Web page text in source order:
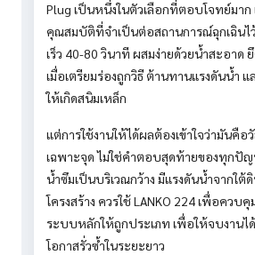
Plug เป็นหนึ่งในตัวเลือกที่ตอบโจทย์มาก
คุณสมบัติที่จำเป็นต่อสถานการณ์ฉุกเฉินไ
เร็ว 40-80 วินาที ผสมง่ายด้วยน้ำสะอาด
เมื่อเตรียมร่องถูกวิธี ต้านทานแรงดันน้ำ
ให้เกิดสนิมเหล็ก
แต่การใช้งานให้ได้ผลต้องเข้าใจว่ามันคื
เฉพาะจุด ไม่ใช่คำตอบสุดท้ายของทุกปั
น้ำซึมเป็นบริเวณกว้าง มีแรงดันน้ำจากใ
โครงสร้าง ควรใช้ LANKO 224 เพื่อควบ
ระบบหลักให้ถูกประเภท เพื่อให้จบงานไ
โอกาสรั่วซ้ำในระยะยาว